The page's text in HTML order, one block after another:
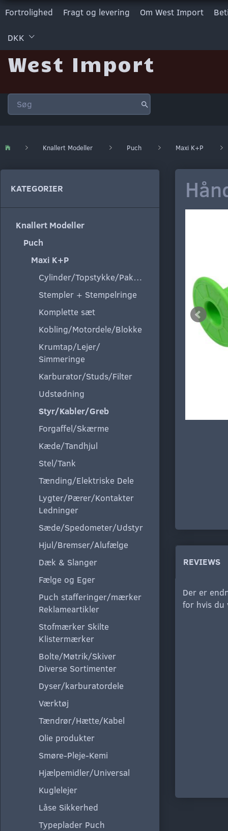
Fortrolighed Fragt og levering Om West Import
DKK
West Import
Knallert Modeller Puch Maxi K+P
KATEGORIER
Knallert Modeller
Puch
Maxi K+P
Cylinder/Topstykke/Pakning
Stempler + Stempelringe
Komplette sæt
Kobling/Motordele/Blokke
Krumtap/Lejer/
Simmeringe
Karburator/Studs/Filter
Udstødning
Styr/Kabler/Greb
Forgaffel/Skærme
Kæde/Tandhjul
Stel/Tank
Tænding/Elektriske Dele
Lygter/Pærer/Kontakter
Ledninger
Sæde/Spedometer/Udstyr
Hjul/Bremser/Alufælge
Dæk & Slanger
Fælge og Eger
Puch stafferinger/mærker
Reklameartikler
Stofmærker Skilte
Klistermærker
Bolte/Møtrik/Skiver
Diverse Sortimenter
Dyser/karburatordele
Værktøj
Tændrør/Hætte/Kabel
Olie produkter
Smøre-Pleje-Kemi
Hjælpemidler/Universal
Kuglelejer
Låse Sikkerhed
Typeplader Puch
REVIEWS
Der er
for hvis du